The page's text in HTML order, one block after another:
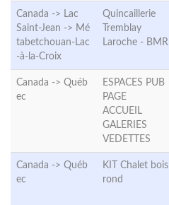
Canada -> Lac
Saint-Jean -> Mé
tabetchouan-Lac
-à-la-Croix
Quincaillerie
Tremblay
Laroche - BMR
Canada -> Québ
ec
ESPACES PUB
PAGE
ACCUEIL
GALERIES
VEDETTES
Canada -> Québ
ec
KIT Chalet bois
rond